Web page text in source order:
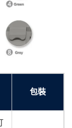
包裝